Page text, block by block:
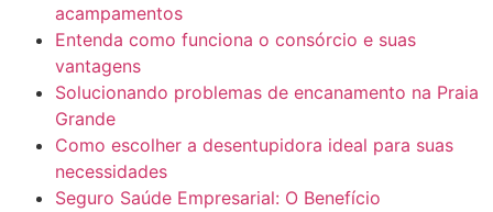
acampamentos
Entenda como funciona o consórcio e suas
vantagens
Solucionando problemas de encanamento na Praia
Grande
Como escolher a desentupidora ideal para suas
necessidades
Seguro Saúde Empresarial: O Benefício